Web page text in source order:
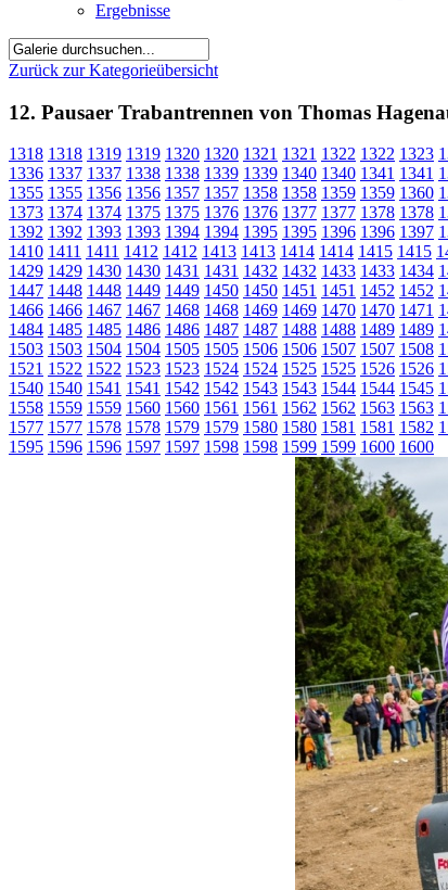
Ergebnisse
Zurück zur Kategorieübersicht
12. Pausaer Trabantrennen von Thomas
1318 1318 1319 1319 1320 1320 1321 1321 1322 1322 1323
1336 1337 1337 1338 1338 1339 1339 1340 1340 1341 1341
1355 1355 1356 1356 1357 1357 1358 1358 1359 1359 1360
1373 1374 1374 1375 1375 1376 1376 1377 1377 1378 1378
1392 1392 1393 1393 1394 1394 1395 1395 1396 1396 1397
1410 1411 1411 1412 1412 1413 1413 1414 1414 1415 1415
1429 1429 1430 1430 1431 1431 1432 1432 1433 1433 1434
1447 1448 1448 1449 1449 1450 1450 1451 1451 1452 1452
1466 1466 1467 1467 1468 1468 1469 1469 1470 1470 1471
1484 1485 1485 1486 1486 1487 1487 1488 1488 1489 1489
1503 1503 1504 1504 1505 1505 1506 1506 1507 1507 1508
1521 1522 1522 1523 1523 1524 1524 1525 1525 1526 1526
1540 1540 1541 1541 1542 1542 1543 1543 1544 1544 1545
1558 1559 1559 1560 1560 1561 1561 1562 1562 1563 1563
1577 1577 1578 1578 1579 1579 1580 1580 1581 1581 1582
1595 1596 1596 1597 1597 1598 1598 1599 1599 1600 1600